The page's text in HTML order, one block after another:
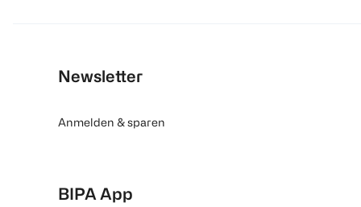
Newsletter
Anmelden & sparen
BIPA App